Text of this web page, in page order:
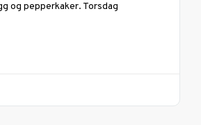
og pepperkaker. Torsdag